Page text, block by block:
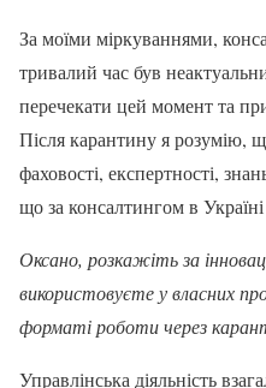
За моїми міркуваннями,
тривалий час був
перечекати цей момент та
Після карантину я розумію,
фаховості, експертності,
що за консалтингом в
Оксано, розкажіть за
використовуєте у власних
форматі роботи через
Управлінська діяльність